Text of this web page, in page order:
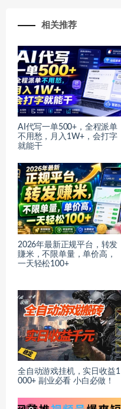
相关推荐
AI代写一单500+，全程派单
不用愁，月入1W+，会打字
就能干
2026年最新正规平台，转发
賺米，不限单量，单价高，
一天轻松100+
全自动游戏挂机，实日收益1
000+ 副业必看 小白必做！